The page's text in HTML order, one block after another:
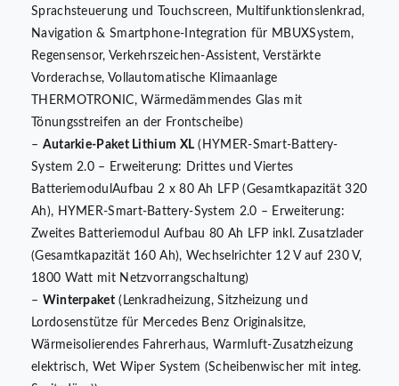
Sprachsteuerung und Touchscreen, Multifunktionslenkrad,
Navigation & Smartphone-Integration für MBUXSystem,
Regensensor, Verkehrszeichen-Assistent, Verstärkte
Vorderachse, Vollautomatische Klimaanlage
THERMOTRONIC, Wärmedämmendes Glas mit
Tönungsstreifen an der Frontscheibe)
– Autarkie-Paket Lithium XL (HYMER-Smart-Battery-
System 2.0 – Erweiterung: Drittes und Viertes
BatteriemodulAufbau 2 x 80 Ah LFP (Gesamtkapazität 320
Ah), HYMER-Smart-Battery-System 2.0 – Erweiterung:
Zweites Batteriemodul Aufbau 80 Ah LFP inkl. Zusatzlader
(Gesamtkapazität 160 Ah), Wechselrichter 12 V auf 230 V,
1800 Watt mit Netzvorrangschaltung)
– Winterpaket(Lenkradheizung, Sitzheizung und
Lordosenstütze für Mercedes Benz Originalsitze,
Wärmeisolierendes Fahrerhaus, Warmluft-Zusatzheizung
elektrisch, Wet Wiper System (Scheibenwischer mit integ.